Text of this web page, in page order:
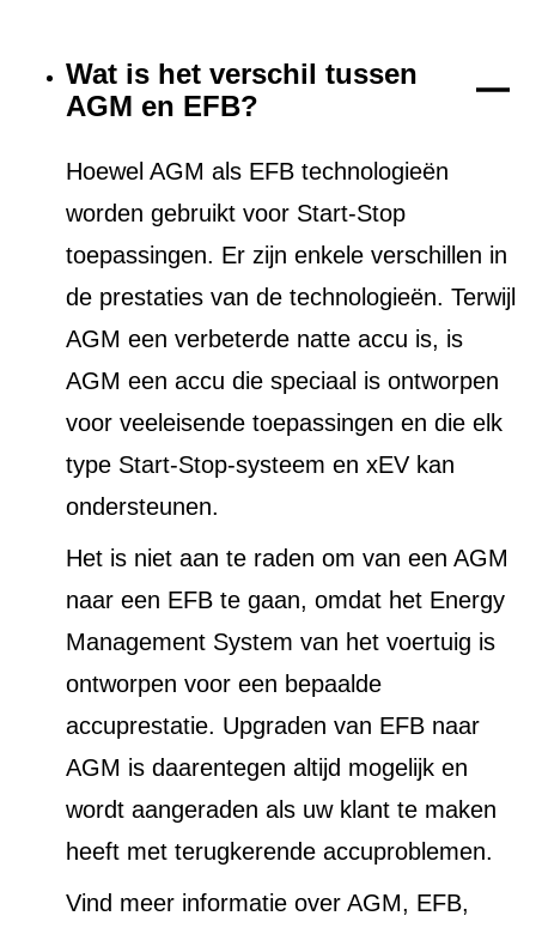
Wat is het verschil tussen
AGM en EFB?
Hoewel AGM als EFB technologieën
worden gebruikt voor Start-Stop
toepassingen. Er zijn enkele verschillen in
de prestaties van de technologieën. Terwijl
AGM een verbeterde natte accu is, is
AGM een accu die speciaal is ontworpen
voor veeleisende toepassingen en die elk
type Start-Stop-systeem en xEV kan
ondersteunen.
Het is niet aan te raden om van een AGM
naar een EFB te gaan, omdat het Energy
Management System van het voertuig is
ontworpen voor een bepaalde
accuprestatie. Upgraden van EFB naar
AGM is daarentegen altijd mogelijk en
wordt aangeraden als uw klant te maken
heeft met terugkerende accuproblemen.
Vind meer informatie over AGM, EFB,